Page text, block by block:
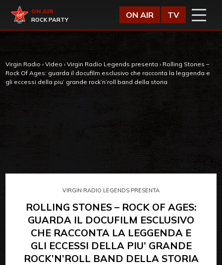
Virgin Radio
ON AIR
ROCK PARTY
ON AIR TV
Virgin Radio › Video › Virgin Radio Legends presenta › Rolling Stones –
Rock Of Ages: guarda il docufilm esclusivo che racconta la leggenda e
gli eccessi della piu’ grande rock’n’roll band della storia
VIRGIN RADIO LEGENDS PRESENTA
ROLLING STONES – ROCK OF AGES:
GUARDA IL DOCUFILM ESCLUSIVO
CHE RACCONTA LA LEGGENDA E
GLI ECCESSI DELLA PIU’ GRANDE
ROCK’N’ROLL BAND DELLA STORIA